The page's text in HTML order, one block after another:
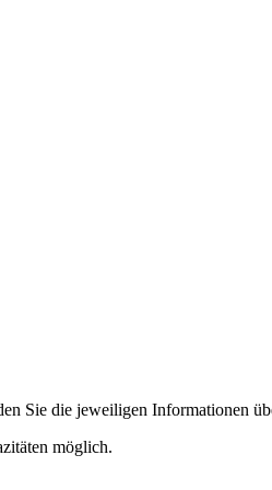
Sie die jeweiligen Informationen
möglich.